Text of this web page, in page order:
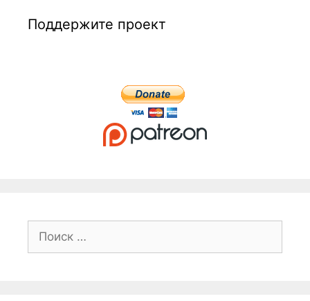
Поддержите проект
Поиск: